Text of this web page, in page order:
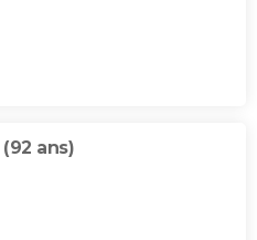
(92 ans)